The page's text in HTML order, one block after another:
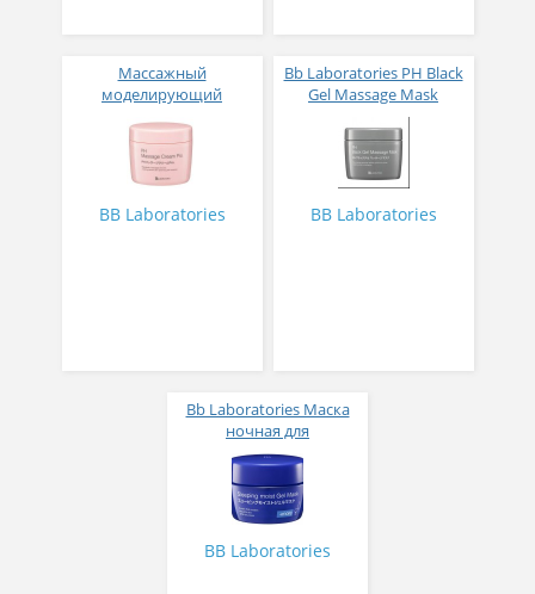
Массажный
моделирующий
гиалуроновый крем Bb
Laboretories Ph Massage
Cream Pro 280 гр
BB Laboratories
Bb Laboratories PH Black
Gel Massage Mask
Массажная гель-маска с
угольной пудрой 290 г
BB Laboratories
Bb Laboratories Маска
ночная для
интенсивного
увлажнения Sleeping
moist Gel Mask 80 гр
BB Laboratories